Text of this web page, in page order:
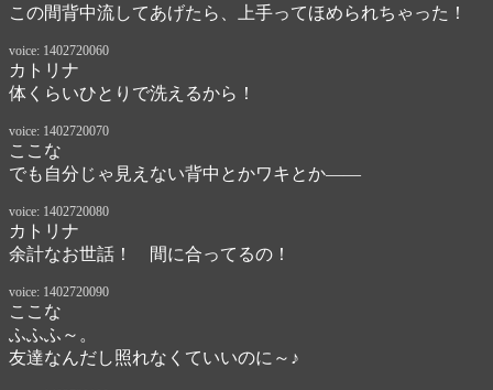
この間背中流してあげたら、上手ってほめられちゃった！
voice: 1402720060
カトリナ
体くらいひとりで洗えるから！
voice: 1402720070
ここな
でも自分じゃ見えない背中とかワキとか――
voice: 1402720080
カトリナ
余計なお世話！　間に合ってるの！
voice: 1402720090
ここな
ふふふ～。
友達なんだし照れなくていいのに～♪